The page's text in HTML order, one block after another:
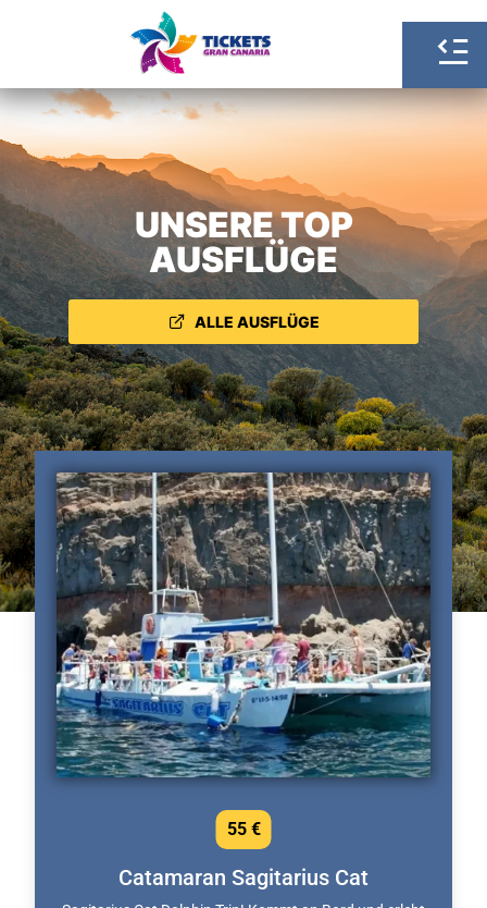
UNSERE TOP
AUSFLÜGE
ALLE AUSFLÜGE
Catamaran Sagitarius Cat
55 €